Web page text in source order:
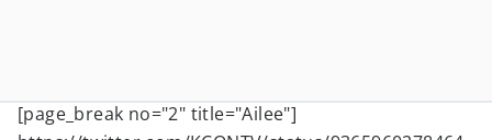
[page_break no="2" title="Ailee"]